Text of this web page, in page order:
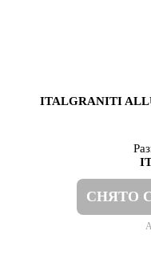
ITALGRANITI
СНЯТО